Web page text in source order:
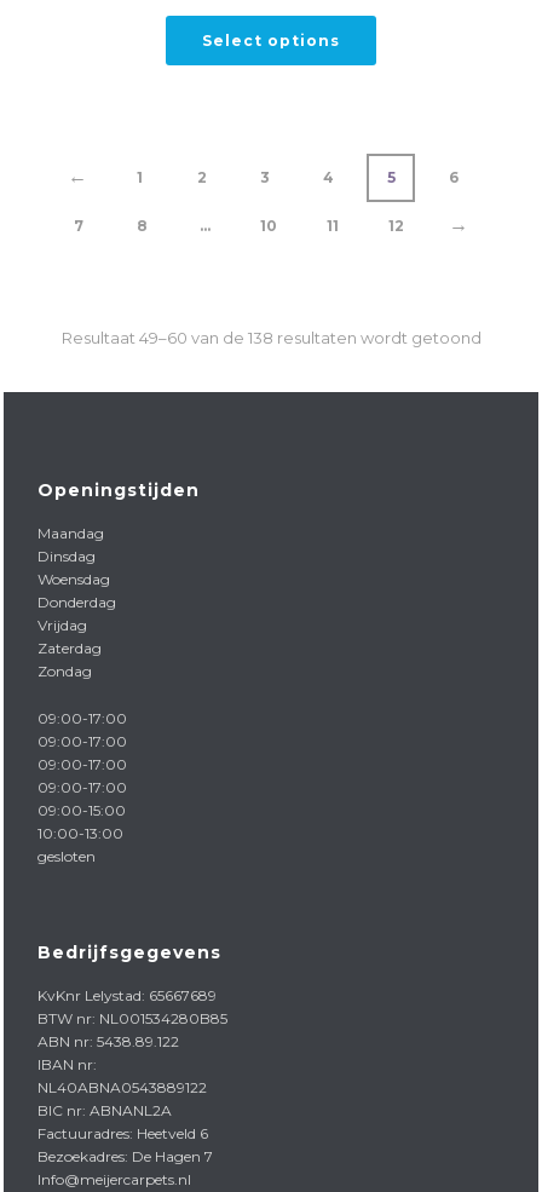
Select options
← 1 2 3 4 5 6
7 8 … 10 11 12 →
Resultaat 49–60 van de 138 resultaten wordt getoond
Openingstijden
Maandag
Dinsdag
Woensdag
Donderdag
Vrijdag
Zaterdag
Zondag
09:00-17:00
09:00-17:00
09:00-17:00
09:00-17:00
09:00-15:00
10:00-13:00
gesloten
Bedrijfsgegevens
KvKnr Lelystad: 65667689
BTW nr: NL001534280B85
ABN nr: 5438.89.122
IBAN nr:
NL40ABNA0543889122
BIC nr: ABNANL2A
Factuuradres: Heetveld 6
Bezoekadres: De Hagen 7
Info@meijercarpets.nl